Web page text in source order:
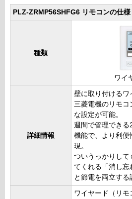
PLZ-ZRMP56SHFG6 リモコンの仕様
種類
ワイ
詳細情報
壁に取り付けるワ
三菱電機のリモコ
な設定が可能。
週間で管理できる
機能で、より利便
現。
ついうっかりして
てくれる「消し忘
と節電を両立する
ワイヤード（リモ